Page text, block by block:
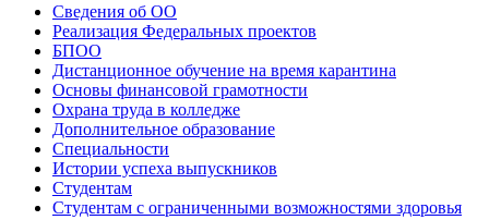
Сведения об ОО
Реализация Федеральных проектов
БПОО
Дистанционное обучение на время карантина
Основы финансовой грамотности
Охрана труда в колледже
Дополнительное образование
Специальности
Истории успеха выпускников
Студентам
Студентам с ограниченными возможностями здоровья